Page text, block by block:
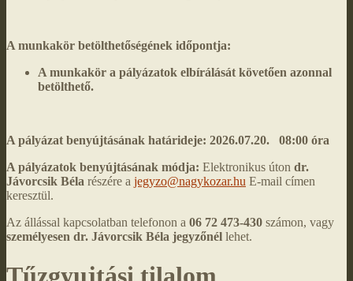
A munkakör betölthetőségének időpontja:
A munkakör a pályázatok elbírálását követően azonnal
betölthető.
A pályázat benyújtásának határideje: 2026.07.20. 08:00 óra
A pályázatok benyújtásának módja: Elektronikus úton dr.
Jávorcsik Béla részére a jegyzo@nagykozar.hu E-mail címen
keresztül.
Az állással kapcsolatban telefonon a 06 72 473-430 számon, vagy
személyesen dr. Jávorcsik Béla jegyzőnél lehet.